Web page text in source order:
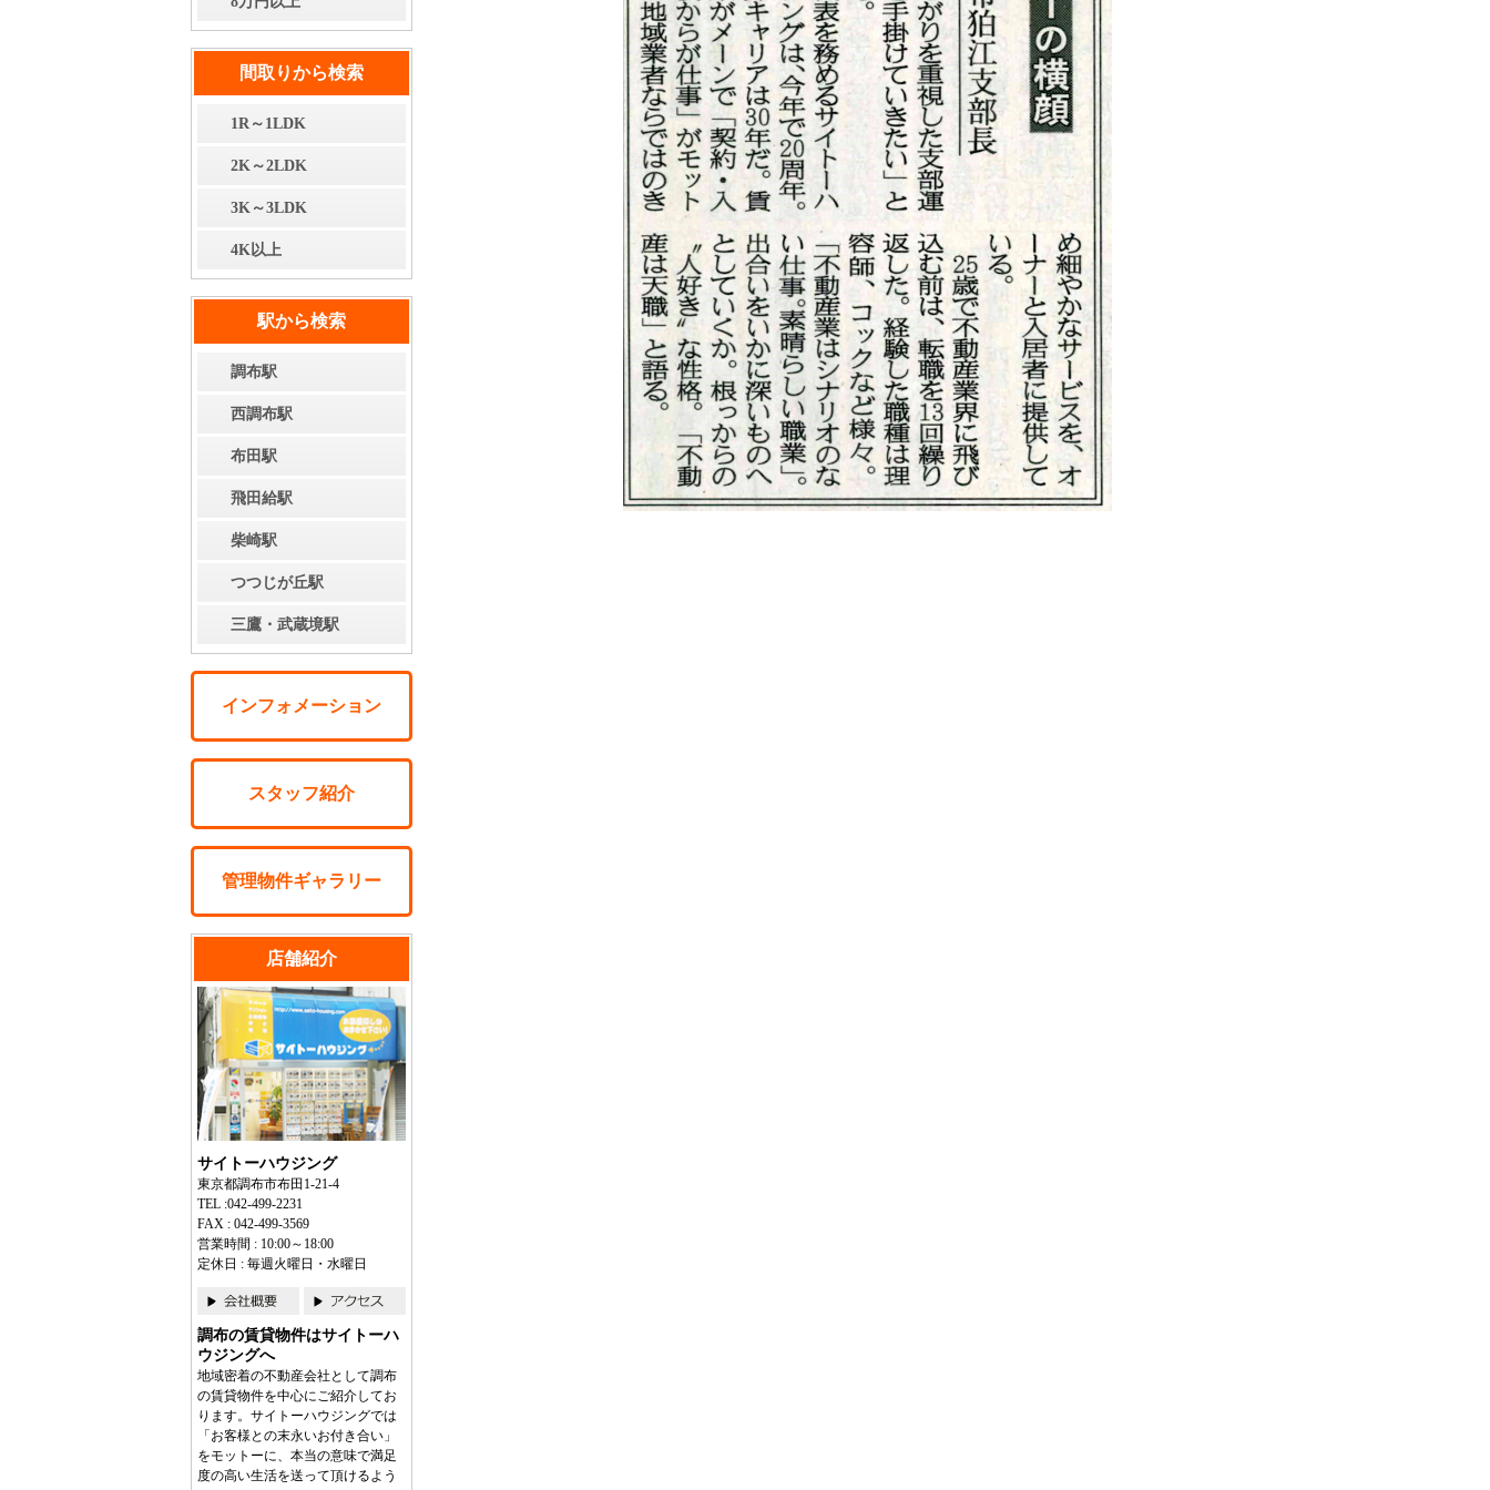
間取りから検索
1R～1LDK
2K～2LDK
3K～3LDK
4K以上
駅から検索
調布駅
西調布駅
布田駅
飛田給駅
柴崎駅
つつじが丘駅
三鷹・武蔵境駅
インフォメーション
スタッフ紹介
管理物件ギャラリー
店舗紹介
サイトーハウジング
東京都調布市布田1-21-4
TEL :042-499-2231
FAX : 042-499-3569
営業時間 : 10:00～18:00
定休日 : 毎週火曜日・水曜日
調布の賃貸物件はサイトーハ
ウジングへ
地域密着の不動産会社として調布
の賃貸物件を中心にご紹介してお
ります。サイトーハウジングでは
「お客様との末永いお付き合い」
をモットーに、本当の意味で満足
度の高い生活を送って頂けるよう